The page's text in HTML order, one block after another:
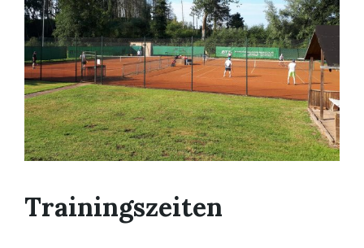
Trainingszeiten